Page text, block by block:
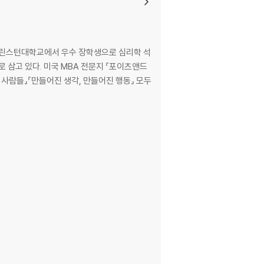
턴대학교에서 우수 장학생으로 심리학 석
삼고 있다. 미국 MBA 전문지 『포이츠앤드
들』『만들어진 생각, 만들어진 행동』 모두